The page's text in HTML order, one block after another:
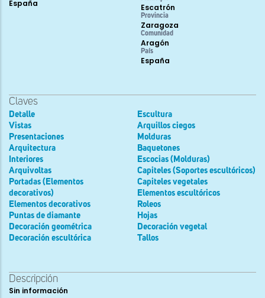
España Escatrón
Provincia
Zaragoza
Comunidad
Aragón
País
España
Claves
Detalle
Vistas
Presentaciones
Arquitectura
Interiores
Arquivoltas
Portadas (Elementos
decorativos)
Elementos decorativos
Puntas de diamante
Decoración geométrica
Decoración escultórica
Escultura
Arquillos ciegos
Molduras
Baquetones
Escocias (Molduras)
Capiteles (Soportes escultóricos)
Capiteles vegetales
Elementos escultóricos
Roleos
Hojas
Decoración vegetal
Tallos
Descripción
Sin información